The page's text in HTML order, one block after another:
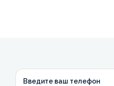
Введите ваш телефон